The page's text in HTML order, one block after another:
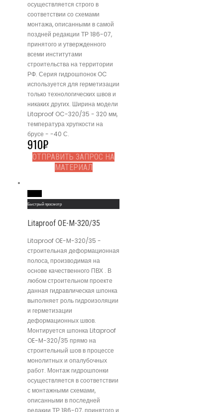
осуществляется строго в
соответствии со схемами
монтажа, описанными в самой
поздней редакции ТР 186-07,
принятого и утвержденного
всеми институтами
строительства на территории
РФ. Серия гидрошпонок OC
используется для герметизации
только технологических швов и
никаких других. Ширина модели
Litaproof OC-320/35 - 320 мм,
температура хрупкости на
брусе - -40 С.
910₽
ОТПРАВИТЬ ЗАПРОС НА
МАТЕРИАЛ
Быстрый просмотр
Litaproof OE-M-320/35
Litaproof OE-M-320/35 -
строительная деформационная
полоса, производимая на
основе качественного ПВХ . В
любом строительном проекте
данная гидравлическая шпонка
выполняет роль гидроизоляции
и герметизации
деформационных швов.
Монтируется шпонка Litaproof
OE-M-320/35 прямо на
строительный шов в процессе
монолитных и опалубочных
работ. Монтаж гидрошпонки
осуществляется в соответствии
с монтажными схемами,
описанными в последней
редакии ТР 186-07, принятого и